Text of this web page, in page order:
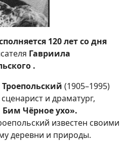
120 лет со дня
Гавриила
.
(1905–1995)
и драматург,
Чёрное ухо».
известен своими
деревни и природы.